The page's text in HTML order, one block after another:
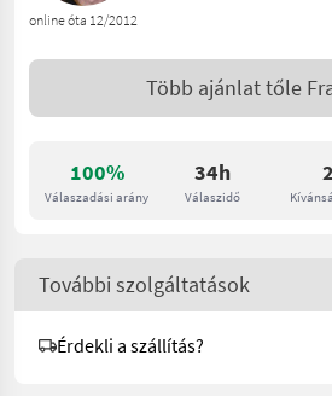
100%
Válaszadási arány
34h
Válaszidő
2
online óta 12/2012
Több ajánlat tőle
További szolgáltatások
Érdekli a szállítás?